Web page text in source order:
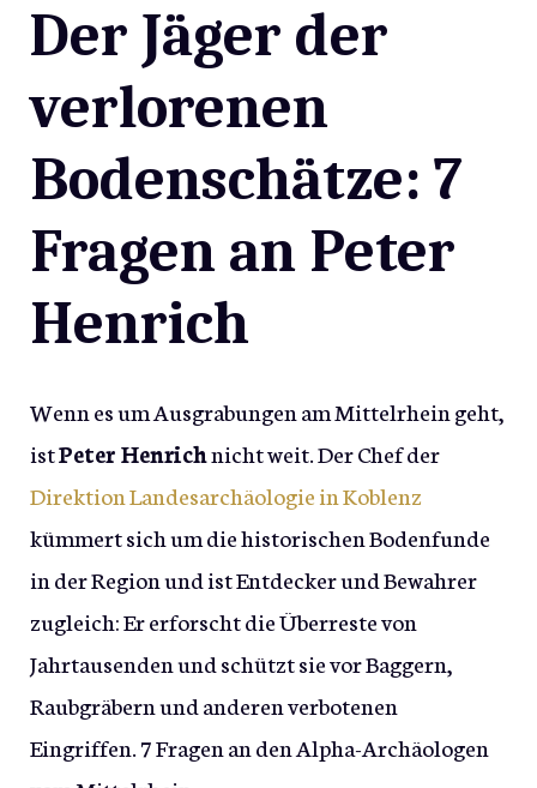
Der Jäger der
verlorenen
Bodenschätze: 7
Fragen an Peter
Henrich
Wenn es um Ausgrabungen am Mittelrhein geht,
istPeter Henrichnicht weit. Der Chef der
Direktion Landesarchäologie in Koblenz
kümmert sich um die historischen Bodenfunde
in der Region und ist Entdecker und Bewahrer
zugleich: Er erforscht die Überreste von
Jahrtausenden und schützt sie vor Baggern,
Raubgräbern und anderen verbotenen
Eingriffen. 7 Fragen an den Alpha-Archäologen